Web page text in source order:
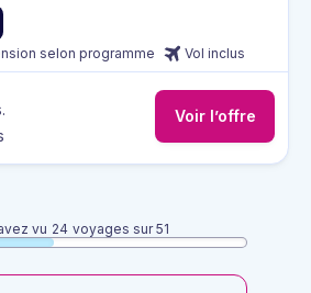
selon programme Vol inclus
Voir l’offre
vu 24 voyages sur 51